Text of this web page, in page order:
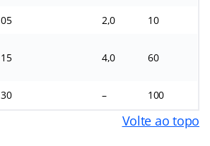
05 2,0 10
15 4,0 60
30 – 100
Volte ao topo